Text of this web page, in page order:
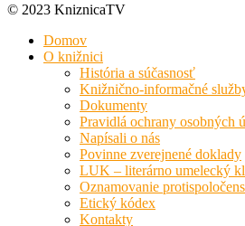
© 2023 KniznicaTV
Domov
O knižnici
História a súčasnosť
Knižnično-informačné
Dokumenty
Pravidlá ochrany osobných
Napísali o nás
Povinne zverejnené doklady
LUK – literárno umelecký
Oznamovanie
Etický kódex
Kontakty